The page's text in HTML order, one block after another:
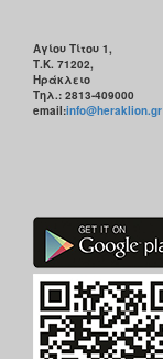
Αγίου Τίτου 1,
Τ.Κ. 71202,
Ηράκλειο
Τηλ.: 2813-409000
email:info@heraklion.gr